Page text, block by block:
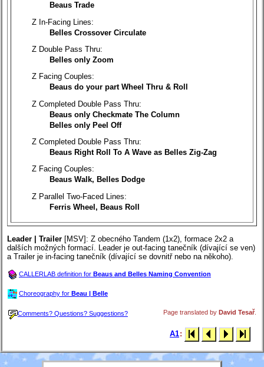
Beaus Trade
Z In-Facing Lines:
Belles Crossover Circulate
Z Double Pass Thru:
Belles only Zoom
Z Facing Couples:
Beaus do your part Wheel Thru & Roll
Z Completed Double Pass Thru:
Beaus only Checkmate The Column
Belles only Peel Off
Z Completed Double Pass Thru:
Beaus Right Roll To A Wave as Belles Zig-Zag
Z Facing Couples:
Beaus Walk, Belles Dodge
Z Parallel Two-Faced Lines:
Ferris Wheel, Beaus Roll
Leader | Trailer [MSV]: Z obecného Tandem (1x2), formace 2x2 a
dalších možných formací. Leader je out-facing tanečník (dívající se ven)
a Trailer je in-facing tanečník (dívající se dovnitř nebo na někoho).
CALLERLAB definition for Beaus and Belles Naming Convention
Choreography for Beau | Belle
Comments? Questions? Suggestions? Page translated by David Tesař
A1: